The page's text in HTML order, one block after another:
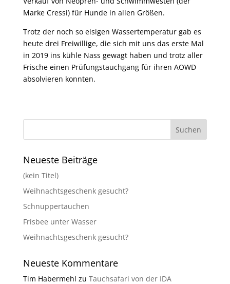
Marke Cressi) für Hunde in allen Größen.
Trotz der noch so eisigen Wassertemperatur gab es
heute drei Freiwillige, die sich mit uns das erste Mal
in 2019 ins kühle Nass gewagt haben und trotz aller
Frische einen Prüfungstauchgang für ihren AOWD
absolvieren konnten.
Neueste Beiträge
(kein Titel)
Weihnachtsgeschenk gesucht?
Schnuppertauchen
Frisbee unter Wasser
Weihnachtsgeschenk gesucht?
Neueste Kommentare
Tim Habermehl zu Tauchsafari von der IDA